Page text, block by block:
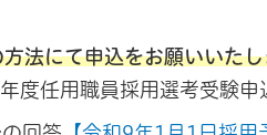
法にて申込をお願いいたし
度任用職員採用選考受験申